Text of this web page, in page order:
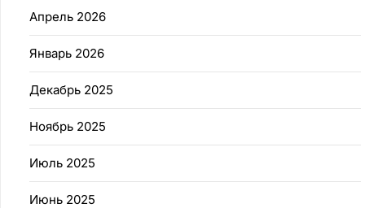
Апрель 2026
Январь 2026
Декабрь 2025
Ноябрь 2025
Июль 2025
Июнь 2025